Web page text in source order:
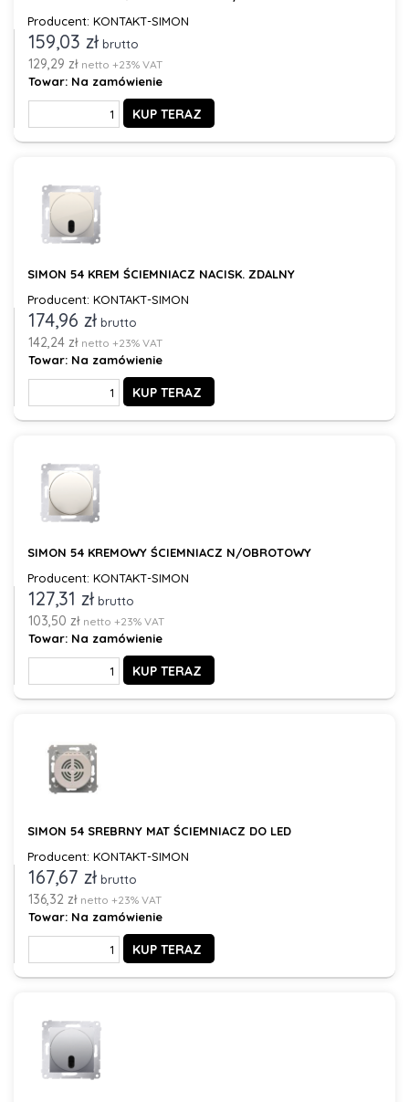
Producent: KONTAKT-SIMON
159,03 zł brutto
129,29 zł netto +23% VAT
Towar: Na zamówienie
KUP TERAZ
SIMON 54 KREM ŚCIEMNIACZ NACISK. ZDALNY
Producent: KONTAKT-SIMON
174,96 zł brutto
142,24 zł netto +23% VAT
Towar: Na zamówienie
KUP TERAZ
SIMON 54 KREMOWY ŚCIEMNIACZ N/OBROTOWY
Producent: KONTAKT-SIMON
127,31 zł brutto
103,50 zł netto +23% VAT
Towar: Na zamówienie
KUP TERAZ
SIMON 54 SREBRNY MAT ŚCIEMNIACZ DO LED
Producent: KONTAKT-SIMON
167,67 zł brutto
136,32 zł netto +23% VAT
Towar: Na zamówienie
KUP TERAZ